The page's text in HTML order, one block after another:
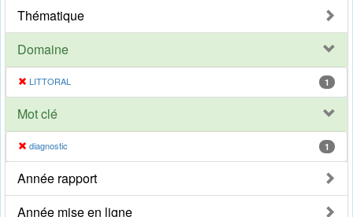
Thématique
Domaine
LITTORAL 1
Mot clé
diagnostic 1
Année rapport
Année mise en ligne